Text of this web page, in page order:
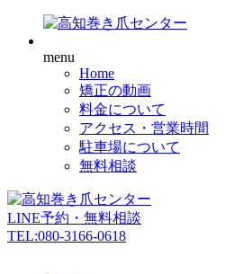
menu
Home
矯正の動画
料金について
アクセス・営業時間
駐車場について
無料相談
LINE予約・無料相談
TEL:080-3166-0618